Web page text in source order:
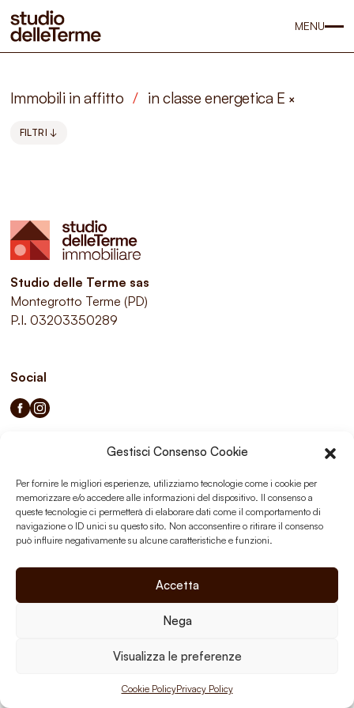
Gestisci Consenso Cookie
Per fornire le migliori esperienze, utilizziamo tecnologie come i cookie per
memorizzare e/o accedere alle informazioni del dispositivo. Il consenso a
queste tecnologie ci permetterà di elaborare dati come il comportamento di
navigazione o ID unici su questo sito. Non acconsentire o ritirare il consenso
può influire negativamente su alcune caratteristiche e funzioni.
Accetta
Nega
Visualizza le preferenze
Cookie PolicyPrivacy Policy
MENU
Immobili in affitto / in classe energetica E ×
FILTRI ↓
Studio delle Terme sas
Montegrotto Terme (PD)
P.I. 03203350289
Social
Cookie Policy